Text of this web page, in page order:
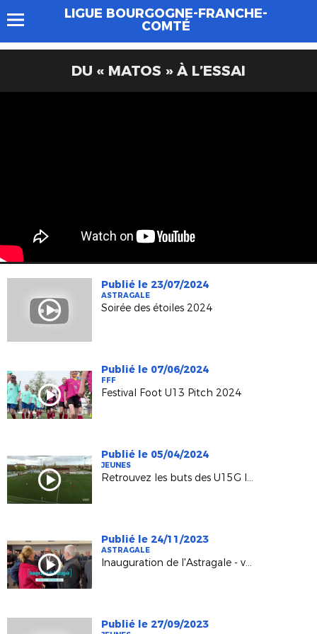
LIGUE BOURGOGNE-FRANCHE-
COMTÉ
DU « MATOS » À L’ESSAI
Publié le 23/07/2024
ASTRAGALE
Soirée des étoiles 2024
Publié le 07/06/2024
FFF
Festival Foot U13 Pitch 2024
Publié le 05/04/2024
JEUNES
Retrouvez les buts des U15G lors de cette rencontre
Publié le 24/11/2023
ASTRAGALE
Inauguration de l'Astragale - vendredi 3 novembre 2023
Publié le 27/09/2023